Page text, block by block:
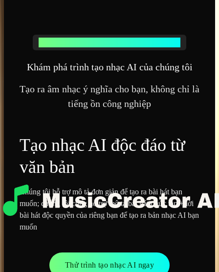
Khám phá trình tạo nhạc AI của chúng tôi
Tạo ra âm nhạc ý nghĩa cho bạn, không chỉ là
tiếng ồn công nghiệp
Tạo nhạc AI độc đáo từ
văn bản
Chúng tôi hỗ trợ mô tả đơn giản để tạo ra bài hát bạn
muốn; chúng tôi cũng hỗ trợ mô tả bài hát phức tạp + lời
bài hát độc quyền của riêng bạn để tạo ra bản nhạc AI bạn
muốn
Thử trình tạo nhạc AI ngay